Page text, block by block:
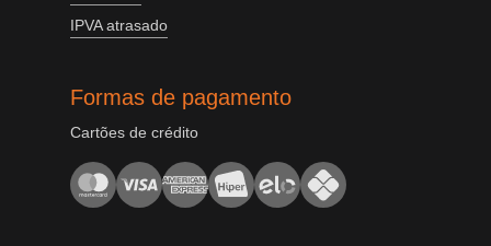
IPVA atrasado
Formas de pagamento
Cartões de crédito